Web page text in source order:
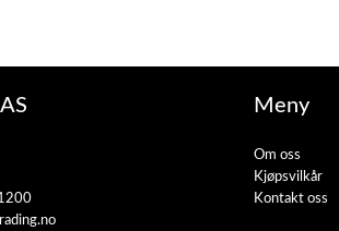
Meny
Om oss
Kjøpsvilkår
Kontakt oss